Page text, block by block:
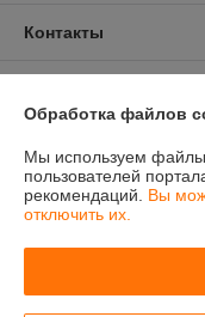
Контакты
Полная версия сайта
Обработка файлов
Мы используем файлы
пользователей
рекомендаций. Вы
отключить их.